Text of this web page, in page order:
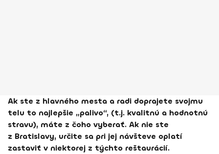
Ak ste z hlavného mesta a radi doprajete svojmu
telu to najlepšie „palivo“, (t.j. kvalitnú a hodnotnú
stravu), máte z čoho vyberať. Ak nie ste
z Bratislavy, určite sa pri jej návšteve oplatí
zastaviť v niektorej z týchto reštaurácií.